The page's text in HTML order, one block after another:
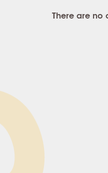
There are no